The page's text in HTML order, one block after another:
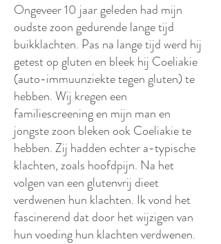
Ongeveer 10 jaar geleden had mijn
oudste zoon gedurende lange tijd
buikklachten. Pas na lange tijd werd hij
getest op gluten en bleek hij Coeliakie
(auto-immuunziekte tegen gluten) te
hebben. Wij kregen een
familiescreening en mijn man en
jongste zoon bleken ook Coeliakie te
hebben. Zij hadden echter a-typische
klachten, zoals hoofdpijn. Na het
volgen van een glutenvrij dieet
verdwenen hun klachten. Ik vond het
fascinerend dat door het wijzigen van
hun voeding hun klachten verdwenen.